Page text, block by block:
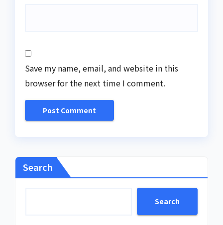
Save my name, email, and website in this
browser for the next time I comment.
Search
Search